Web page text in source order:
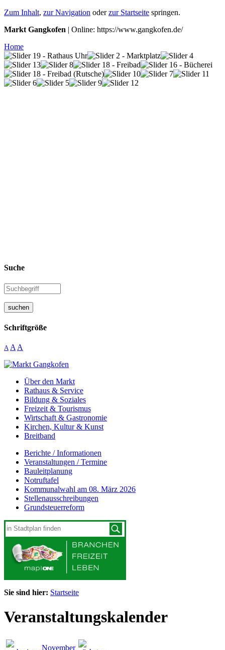
Zum Inhalt, zur Navigation oderzur Startseite springen.
Markt Gangkofen | Online: https://www.gangkofen.de/
Home
Suche
suchen
Schriftgröße
A A A
Über den Markt
Rathaus & Service
Bildung & Soziales
Freizeit & Tourismus
Wirtschaft & Gastronomie
Kirchen, Kultur & Kunst
Breitband
Berichte / Informationen
Veranstaltungen / Termine
Bauleitplanung
Notruftafel
Kommunalwahl am 08. März 2026
Stellenausschreibungen
Grundsteuerreform
Sie sind hier: Startseite
Veranstaltungskalender
November